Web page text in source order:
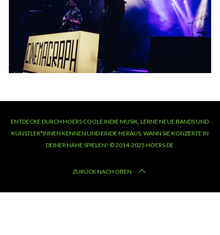
ENTDECKE DURCH HOERS COOLE INDIE MUSIK, LERNE NEUE BANDS UND
KÜNSTLER*INNEN KENNEN UND FINDE HERAUS, WANN SIE KONZERTE IN
DEINER NÄHE SPIELEN! © 2014-2025 HOERS.DE
ZURÜCK NACH OBEN